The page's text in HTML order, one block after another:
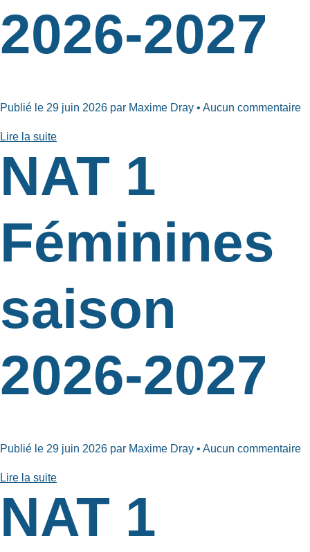
2026-2027
Publié le 29 juin 2026 par Maxime Dray • Aucun commentaire
Lire la suite
NAT 1
Féminines
saison
2026-2027
Publié le 29 juin 2026 par Maxime Dray • Aucun commentaire
Lire la suite
NAT 1